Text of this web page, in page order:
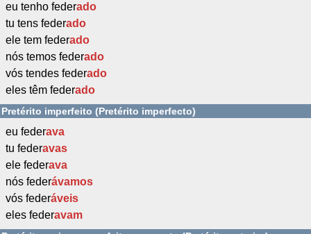
eu tenho federado
tu tens federado
ele tem federado
nós temos federado
vós tendes federado
eles têm federado
Pretérito imperfeito (Pretérito imperfecto)
eu federava
tu federavas
ele federava
nós federávamos
vós federáveis
eles federavam